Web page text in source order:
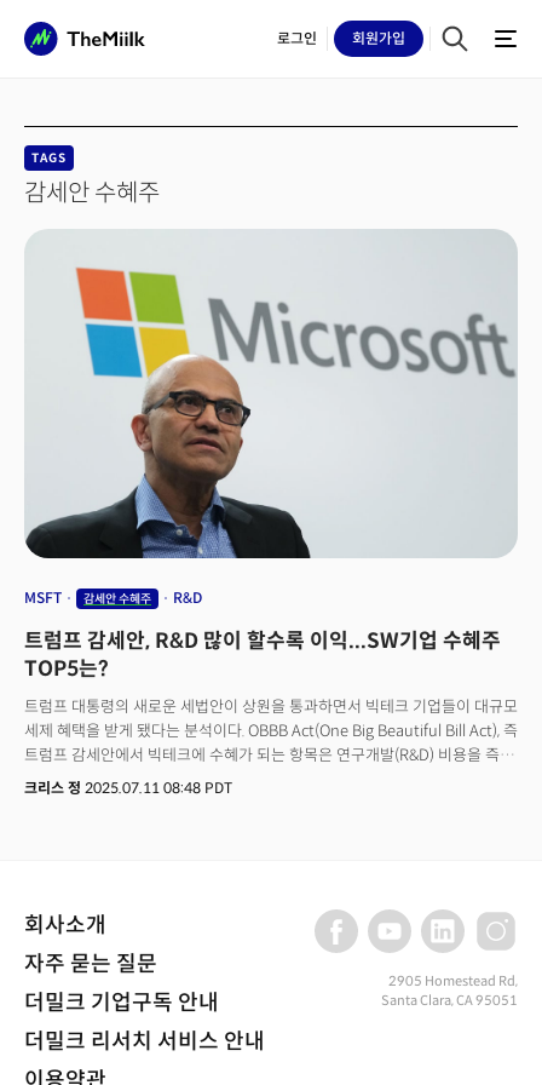
로그인 회원가입
TAGS
감세안 수혜주
MSFT 감세안 수혜주 R&D
트럼프 감세안, R&D 많이 할수록 이익...SW기업 수혜주
TOP5는?
트럼프 대통령의 새로운 세법안이 상원을 통과하면서 빅테크 기업들이 대규모
세제 혜택을 받게 됐다는 분석이다. OBBB Act(One Big Beautiful Bill Act), 즉
트럼프 감세안에서 빅테크에 수혜가 되는 항목은 연구개발(R&D) 비용을 즉시
비용처리할 수 있도록 허용하고, 과거 연기된 세금 공제까지 소급 적용한다는
주목할 점은 소급 공제 조항이다. 기업들은 과거 연기된 R&D 비용 역시 한
번에 공제받아 이전 연도 세금 절약 효과를 즉시 현금화할 수 있게 됐다. 이는
일반회계기준(GAAP)상 R&D 비용을 즉시 비용처리하면서도 세법상으로는
5년간 분할상각했던 차이에서 발생한 이연세금자산을 활용하는 것이다.이는
회계와 세무의 차이다. 기업들은 투자자들에게 보고할 때는 연구개발비를
이미 당해 연도에 모두 비용으로 처리해왔다. 하지만 국세청에 낼 세금을
크리스 정 2025.07.11 08:48 PDT
회사소개
자주 묻는 질문
더밀크 기업구독 안내
더밀크 리서치 서비스 안내
2905 Homestead Rd,
Santa Clara, CA 95051